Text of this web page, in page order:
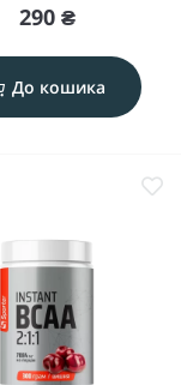
290 ₴
До кошика